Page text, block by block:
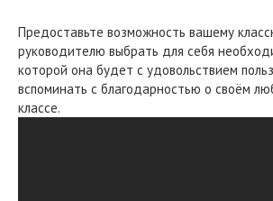
Предоставьте возможность вашему
руководителю выбрать для себя
которой она будет с удовольствием
вспоминать с благодарностью о своём
классе.